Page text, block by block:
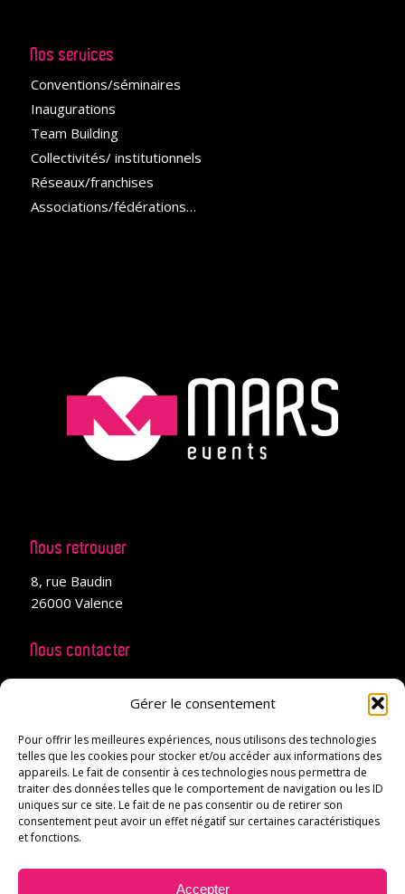
Gérer le consentement
Pour offrir les meilleures expériences, nous utilisons des technologies
telles que les cookies pour stocker et/ou accéder aux informations des
appareils. Le fait de consentir à ces technologies nous permettra de
traiter des données telles que le comportement de navigation ou les ID
uniques sur ce site. Le fait de ne pas consentir ou de retirer son
consentement peut avoir un effet négatif sur certaines caractéristiques
et fonctions.
Accepter
Nos services
Conventions/séminaires
Inaugurations
Team Building
Collectivités/ institutionnels
Réseaux/franchises
Associations/fédérations…
Nous retrouver
8, rue Baudin
26000 Valence
Nous contacter
04 28 99 02 66
projets@mars-events.fr
Nous suivre